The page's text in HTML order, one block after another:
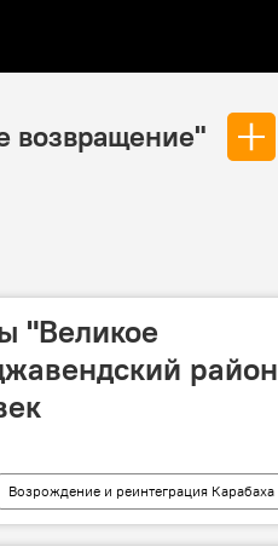
возвращение"
"Великое
район
Возрождение и реинтеграция Карабаха